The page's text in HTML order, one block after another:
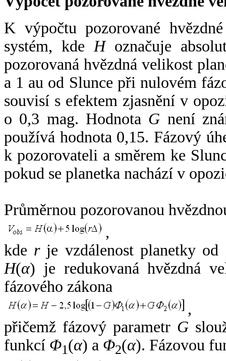
K výpočtu pozorované
systém, kde Hoznačuje
pozorovaná hvězdná velikost
a 1 au od Slunce při nulovém
souvisí s efektem zjasnění v
o 0,3 mag. Hodnota G není
používá hodnota 0,15. Fázový
k pozorovateli a směrem ke
pokud se planetka nachází v
Průměrnou pozorovanou
,
kde rje vzdálenost planetky od
H(α) je redukovaná hvězdná
fázového zákona
,
přičemž fázový parametr G
funkcí Φ1(α) a Φ2(α). Fázovou